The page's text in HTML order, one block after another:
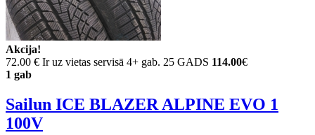
Akcija!
72.00 € Ir uz vietas servisā 4+ gab. 25 GADS 114.00€
1 gab
Sailun ICE BLAZER ALPINE EVO 1
100V